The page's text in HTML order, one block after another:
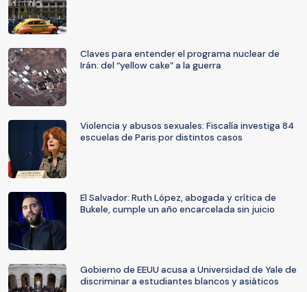
Claves para entender el programa nuclear de
Irán: del “yellow cake” a la guerra
Violencia y abusos sexuales: Fiscalía investiga 84
escuelas de Paris por distintos casos
El Salvador: Ruth López, abogada y crítica de
Bukele, cumple un año encarcelada sin juicio
Gobierno de EEUU acusa a Universidad de Yale de
discriminar a estudiantes blancos y asiáticos